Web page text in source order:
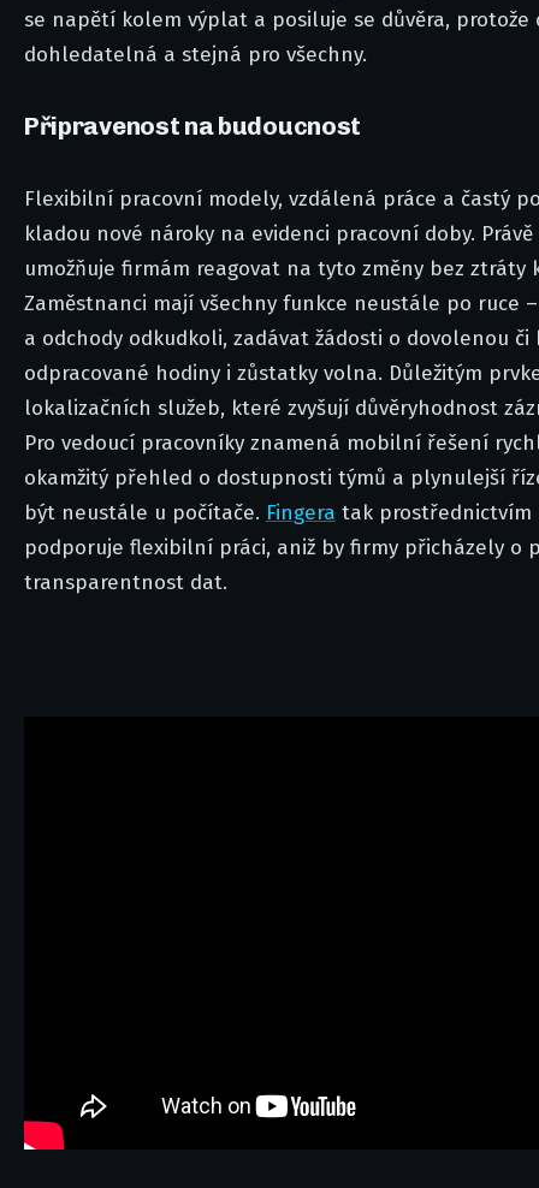
se napětí kolem výplat a posiluje se důvěra, protože
dohledatelná a stejná pro všechny.
Připravenost na budoucnost
Flexibilní pracovní modely, vzdálená práce a častý
kladou nové nároky na evidenci pracovní doby.
umožňuje firmám reagovat na tyto změny bez
Zaměstnanci mají všechny funkce neustále po ruce
a odchody odkudkoli, zadávat žádosti o dovolenou
odpracované hodiny i zůstatky volna. Důležitým
lokalizačních služeb, které zvyšují důvěryhodnost
Pro vedoucí pracovníky znamená mobilní řešení
okamžitý přehled o dostupnosti týmů a plynulejší
být neustále u počítače. Fingera tak
podporuje flexibilní práci, aniž by firmy přicházely o
transparentnost dat.